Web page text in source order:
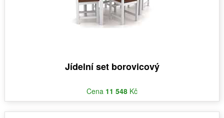
Jídelní set borovicový
Cena 11 548 Kč